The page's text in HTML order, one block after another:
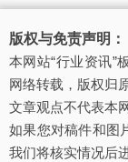
版权与免责声明：
本网站“行业资讯”
网络转载，版权归
文章观点不代表本
如果您对稿件和图
我们将核实情况后